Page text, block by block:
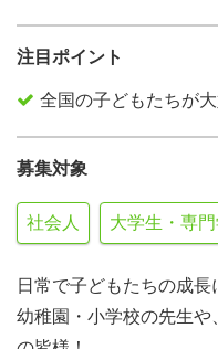
注目ポイント
全国の子どもたちが
募集対象
社会人 大学生・専
日常で子どもたちの成長
幼稚園・小学校の先生